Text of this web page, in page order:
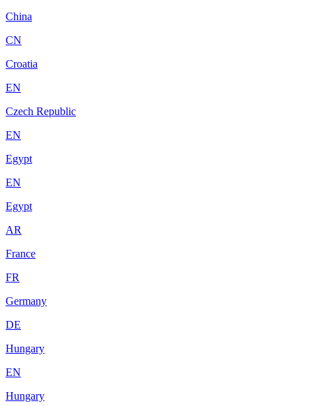
China
CN
Croatia
EN
Czech Republic
EN
Egypt
EN
Egypt
AR
France
FR
Germany
DE
Hungary
EN
Hungary